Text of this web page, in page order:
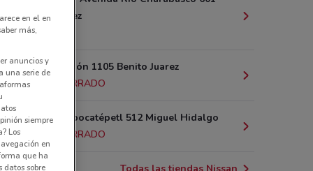
Benito Juárez
2.2 km
Av. Revolución 1105 Benito Juarez
2.9 km
CERRADO
Eje 8 av. Popocatépetl 512 Miguel Hidalgo
3.1 km
CERRADO
en el en
más,
anuncios y
una serie de
siempre
Los
en
que ha
datos sobre